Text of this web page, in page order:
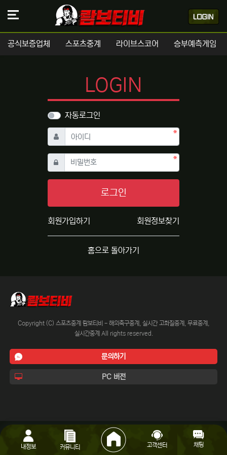
공식보증업체 스포츠중계 라이브스코어 승부예측게임
LOGIN
자동로그인
아이디 필수
비밀번호필수
로그인
회원가입하기 회원정보찾기
홈으로 돌아가기
Copyright (C) 스포츠중계 람보티비 - 해외축구중계, 실시간 고화질중계, 무료중계,
실시간중계 All rights reserved.
문의하기
PC 버전
내정보 커뮤니티 고객센터 채팅